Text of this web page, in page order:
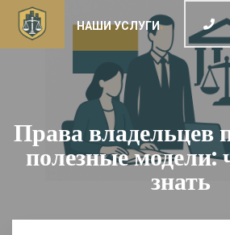
НАШИ УСЛУГИ
Права владельцев
полезные модели:
знать